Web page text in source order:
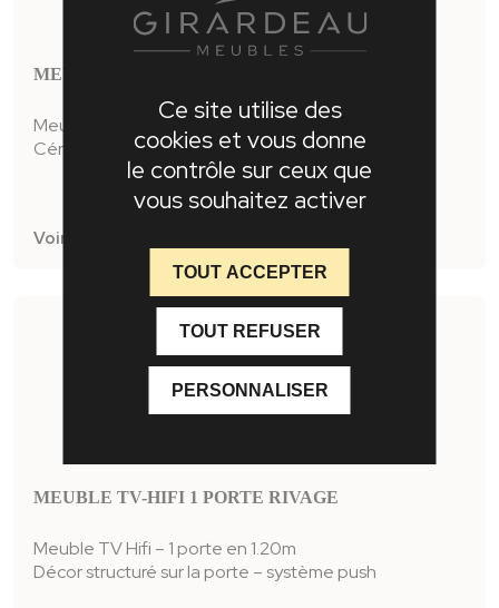
MEUBLE TV-HIFI 1 PORTE OMEGA
Meuble TV Hifi 1 porte
Céramique grise veinée sur la façade et le plateau
Voir la fiche produit
MEUBLE TV-HIFI 1 PORTE RIVAGE
Meuble TV Hifi – 1 porte en 1.20m
Décor structuré sur la porte – système push
Ce site utilise des
cookies et vous donne
le contrôle sur ceux que
vous souhaitez activer
TOUT ACCEPTER
TOUT REFUSER
PERSONNALISER